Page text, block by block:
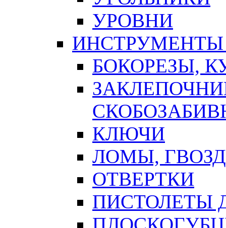
УРОВНИ
БОКОРЕЗЫ,
КЛЮЧИ
ЛОМЫ,
ОТВЕРТКИ
ПИСТОЛЕТЫ